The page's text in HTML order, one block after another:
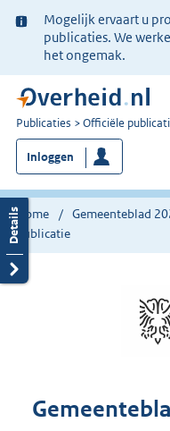
Ter
informatie:
Mogelijk ervaart u
publicaties. We
het ongemak.
U
bent
nu
hier:
Publicaties Officiële
Inloggen
Home Gemeenteblad
publicatie